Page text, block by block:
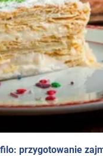
przygotowanie